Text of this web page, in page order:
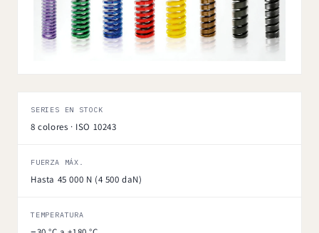
SERIES EN STOCK
8 colores · ISO 10243
FUERZA MÁX.
Hasta 45 000 N (4 500 daN)
TEMPERATURA